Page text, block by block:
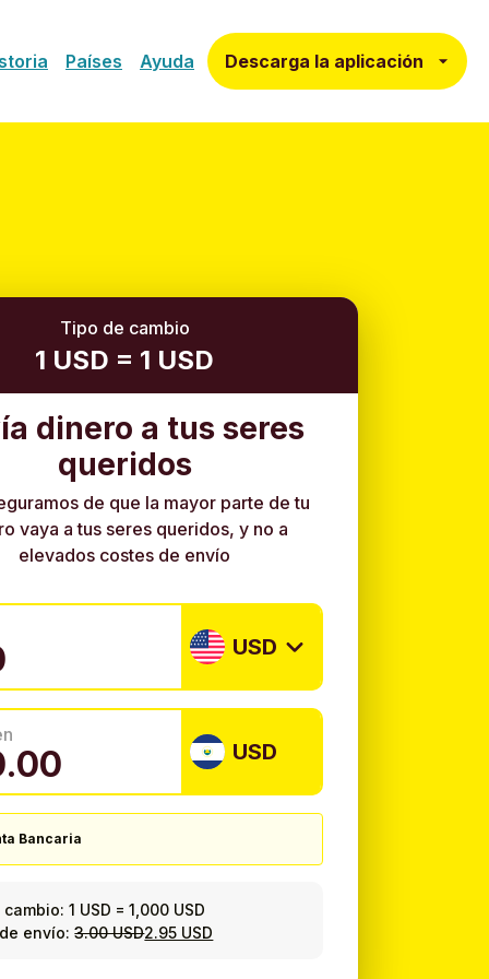
Países Ayuda Descarga la aplicación
Tipo de cambio
1 USD = 1 USD
dinero a tus seres
queridos
de que la mayor parte de tu
vaya a tus seres queridos, y no a
elevados costes de envío
USD
USD
Bancaria
1 USD =1,000 USD
envío:3.00 USD2.95 USD